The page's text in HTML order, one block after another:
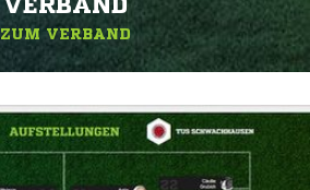
ERBAND
ZUM VERBAND